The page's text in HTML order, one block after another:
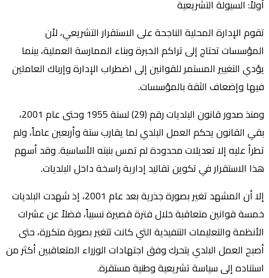
أولاً: السيولة التشريعية
تقوم الإدارة المحلية الناجحة على الاستقرار التشريعي، لأن
المؤسسات تحتاج إلى تراكم الخبرة وبناء الممارسة العملية، بينما
يؤدي التغيير المستمر للقوانين إلى اضطراب الإدارة وإرباك العاملين
فيها وإضعاف الثقة بالمؤسسات.
ومنذ صدور قانون البلديات رقم (29) لسنة 1955 وحتى عام 2001،
بقي القانون يحكم العمل البلدي لما يقارب ستة وأربعين عاماً، ولم
تطرأ عليه إلا تعديلات محدودة لم تمس بنيته الأساسية. وقد أسهم
هذا الاستقرار في تكوين تقاليد إدارية راسخة داخل البلديات.
إلا أن المشهد تغير بصورة جذرية بعد عام 2001، إذ شهدت البلديات
خمسة قوانين متعاقبة خلال فترة قصيرة نسبياً، فضلاً عن عشرات
الأنظمة والتعليمات التنفيذية التي كانت تتغير بصورة متكررة، حتى
أصبح العمل البلدي يتحرك وفق اجتهادات الوزراء المتعاقبين أكثر من
استناده إلى سياسة تشريعية وطنية مستقرة.